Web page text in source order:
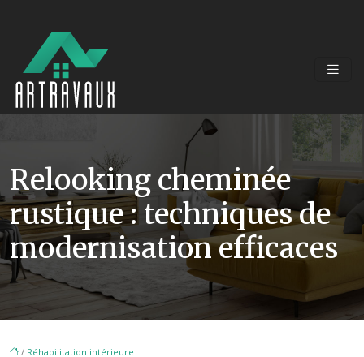
Relooking cheminée
rustique : techniques de
modernisation efficaces
/ Réhabilitation intérieure